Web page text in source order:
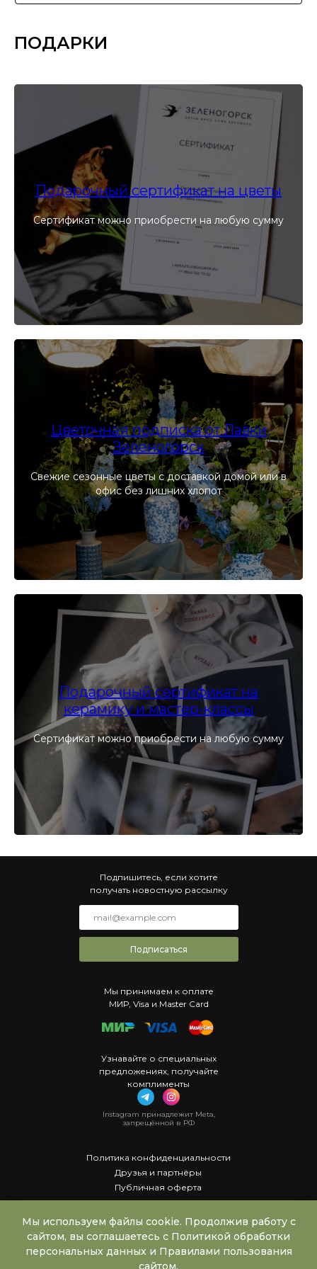
ПОДАРКИ
Подарочный сертификат на цветы
Сертификат можно приобрести на любую сумму
Цветочная подписка от Лавки
Зеленогорск
Свежие сезонные цветы с доставкой домой или в
офис без лишних хлопот
Подарочный сертификат на
керамику и мастер-классы
Сертификат можно приобрести на любую сумму
Узнавайте о специальных
предложениях, получайте
комплименты
Мы принимаем к оплате
МИР, Visa и Master Card
Instagram принадлежит Meta,
запрещённой в РФ
Политика конфиденциальности
Публичная оферта
Друзья и партнёры
Подписаться
Подпишитесь, если хотите
получать новостную рассылку
Мы используем файлы cookie. Продолжив работу с
сайтом, вы соглашаетесь с Политикой обработки
персональных данных и Правилами пользования
сайтом.